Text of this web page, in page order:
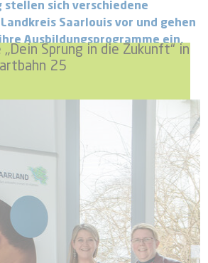
„Dein Sprung in die Zukunft“ in
25
sich verschiedene
Saarlouis vor und gehen
Ausbildungsprogramme ein.